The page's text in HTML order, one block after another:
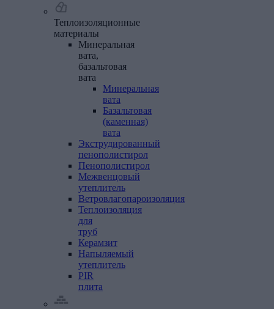
Теплоизоляционные
материалы
Минеральная
вата,
базальтовая
вата
Минеральная
вата
Базальтовая
(каменная)
вата
Экструдированный
пенополистирол
Пенополистирол
Межвенцовый
утеплитель
Ветровлагопароизоляция
Теплоизоляция
для
труб
Керамзит
Напыляемый
утеплитель
PIR
плита